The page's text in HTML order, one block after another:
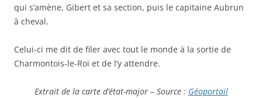
qui s’amène, Gibert et sa section, puis le capitaine Aubrun
à cheval.
Celui-ci me dit de filer avec tout le monde à la sortie de
Charmontois-le-Roi et de l’y attendre.
Extrait de la carte d’état-major – Source : Géoportail